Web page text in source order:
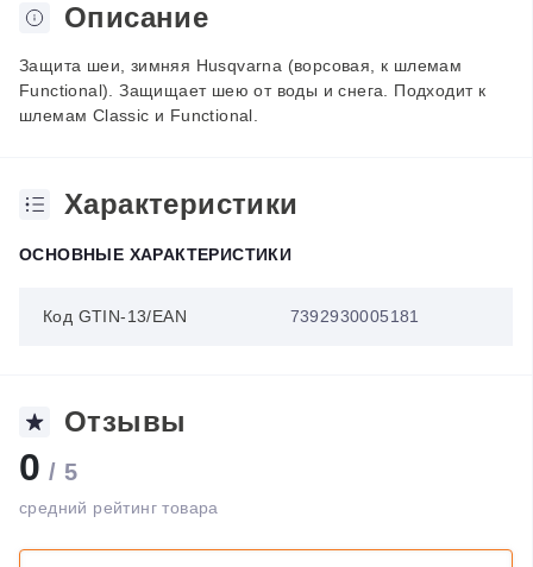
Описание
Защита шеи, зимняя Husqvarna (ворсовая, к шлемам
Functional). Защищает шею от воды и снега. Подходит к
шлемам Сlassic и Functional.
Характеристики
ОСНОВНЫЕ ХАРАКТЕРИСТИКИ
Код GTIN-13/EAN 7392930005181
Отзывы
0 / 5
средний рейтинг товара